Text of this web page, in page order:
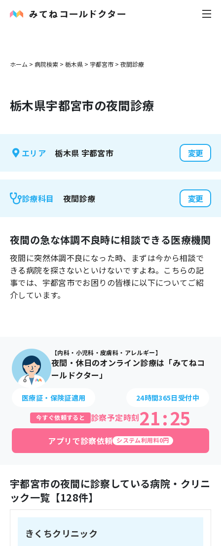
内科
花粉症
感染症
よくあるご質問
ホーム > 病院検索 > 栃木県 > 宇都宮市 > 夜間診療
栃木県宇都宮市の夜間診療
エリア 栃木県 宇都宮市 変更
診療科目 夜間診療 変更
夜間の急な体調不良時に相談できる医療機関
夜間に突然体調不良になった時、まずは今から相談で
きる病院を探さないといけないですよね。こちらの記
事では、 宇都宮市でお困りの皆様に以下についてご紹
介しています。
【内科・小児科・皮膚科・アレルギー】
夜間・休日のオンライン診療は「みてねコ
ールドクター」
医療証・保険証適用 24時間365日受付中
今すぐ依頼すると 診察予定時刻21:25
アプリで診察依頼 システム利用料0円
宇都宮市の夜間に診察している病院・クリニ
ック一覧【128件】
きくちクリニック